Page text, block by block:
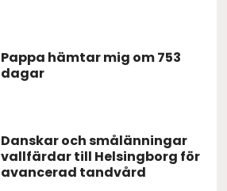
Pappa hämtar mig om 753
dagar
Danskar och smålänningar
vallfärdar till Helsingborg för
avancerad tandvård